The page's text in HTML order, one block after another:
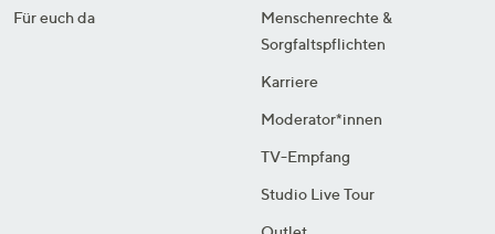
Für euch da
Menschenrechte &
Sorgfaltspflichten
Karriere
Moderator*innen
TV-Empfang
Studio Live Tour